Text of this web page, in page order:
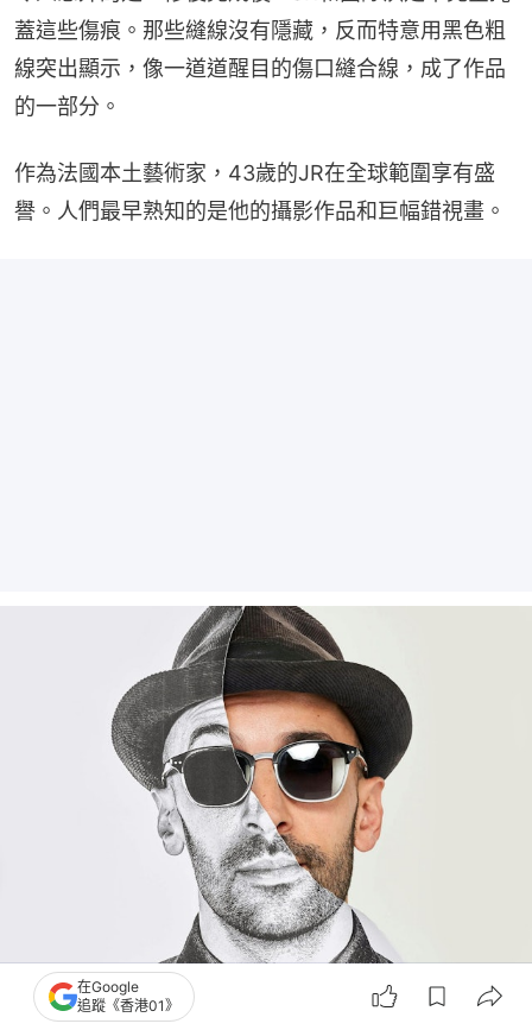
蓋這些傷痕。那些縫線沒有隱藏，反而特意用黑色粗
線突出顯示，像一道道醒目的傷口縫合線，成了作品
的一部分。
作為法國本土藝術家，43歲的JR在全球範圍享有盛
譽。人們最早熟知的是他的攝影作品和巨幅錯視畫。
法國藝術家JR（JR-ART.net）
在Google
追蹤《香港01》